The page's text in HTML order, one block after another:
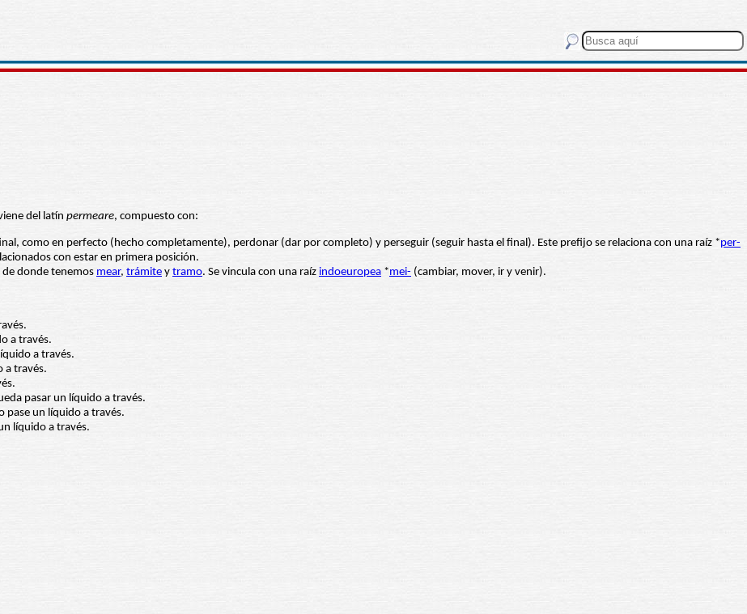
del latín permeare, compuesto con:
como en perfecto (hecho completamente), perdonar (dar por completo) y perseguir (seguir hasta el final). Este prefijo se relaciona con una raíz *per-
con estar en primera posición.
donde tenemos mear, trámite y tramo. Se vincula con una raíz indoeuropea *mei- (cambiar, mover, ir y venir).
a través.
a través.
a través.
pasar un líquido a través.
pase un líquido a través.
líquido a través.